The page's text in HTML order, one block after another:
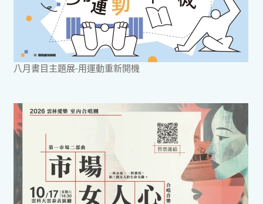
八月書目主題展-用運動重新開機